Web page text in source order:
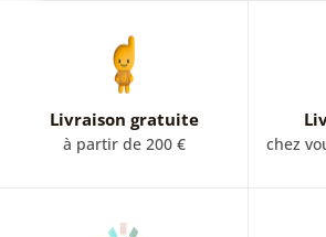
Livraison gratuite
à partir de 200 € chez